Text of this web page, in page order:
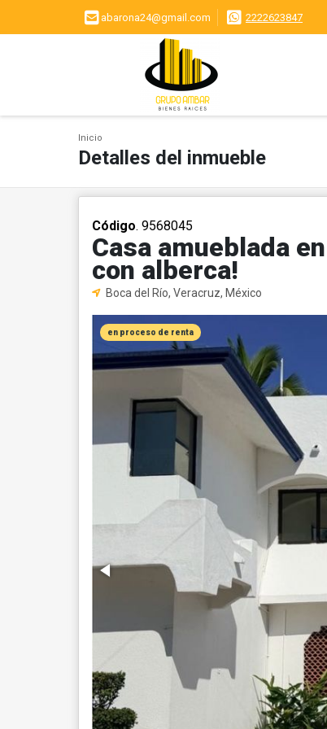
abarona24@gmail.com 2222623847
Inicio
Detalles del inmueble
Código. 9568045
Casa amueblada
con alberca!
Boca del Río, Veracruz, México
en proceso de renta